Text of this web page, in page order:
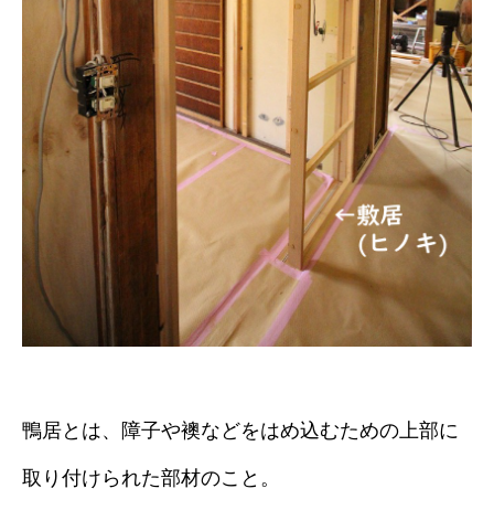
鴨居とは、障子や襖などをはめ込むための上部に
取り付けられた部材のこと。